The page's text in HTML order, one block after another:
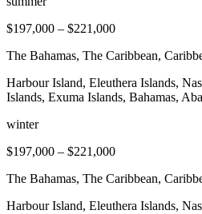
$197,000 – $221,000
The Bahamas, The Caribbean,
Harbour Island, Eleuthera Islands,
Islands, Exuma Islands, Bahamas,
winter
$197,000 – $221,000
The Bahamas, The Caribbean,
Harbour Island, Eleuthera Islands,